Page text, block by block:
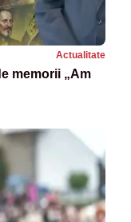
Actualitate
memorii „Am